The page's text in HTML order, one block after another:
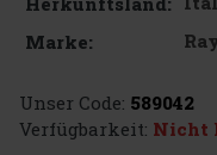
Marke:
Unser Code: 589042
Verfügbarkeit: Nicht